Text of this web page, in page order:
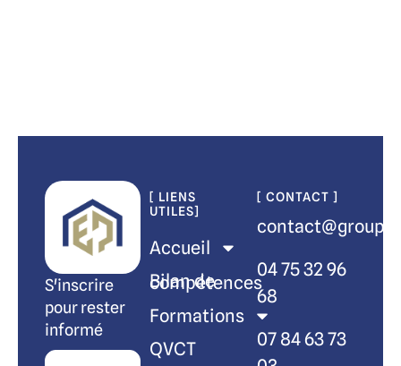
S'inscrire
pour rester
informé
[ LIENS
UTILES]
Accueil
Bilan de compétences
Formations
QVCT
[ CONTACT ]
04 75 32 96
68
07 84 63 73